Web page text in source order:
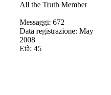
All the Truth Member
Messaggi: 672
Data registrazione: May
2008
Età: 45